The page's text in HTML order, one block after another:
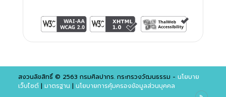
สงวนลิขสิทธิ์ © 2563 กรมศิลปากร. กระทรวงวัฒนธรรม - นโยบาย
เว็บไซต์| มาตรฐาน | นโยบายการคุ้มครองข้อมูลส่วนบุคคล